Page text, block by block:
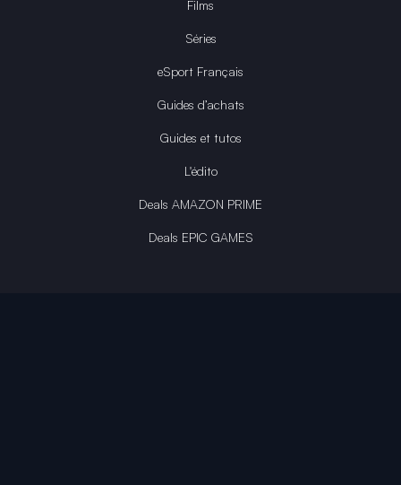
Films
Séries
eSport Français
Guides d’achats
Guides et tutos
L'édito
Deals AMAZON PRIME
Deals EPIC GAMES